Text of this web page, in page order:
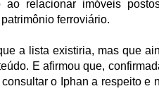
ao relacionar imóveis
ferroviário.
a lista existiria, mas que
E afirmou que,
o Iphan a respeito e